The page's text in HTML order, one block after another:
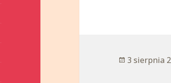
3 sierpnia